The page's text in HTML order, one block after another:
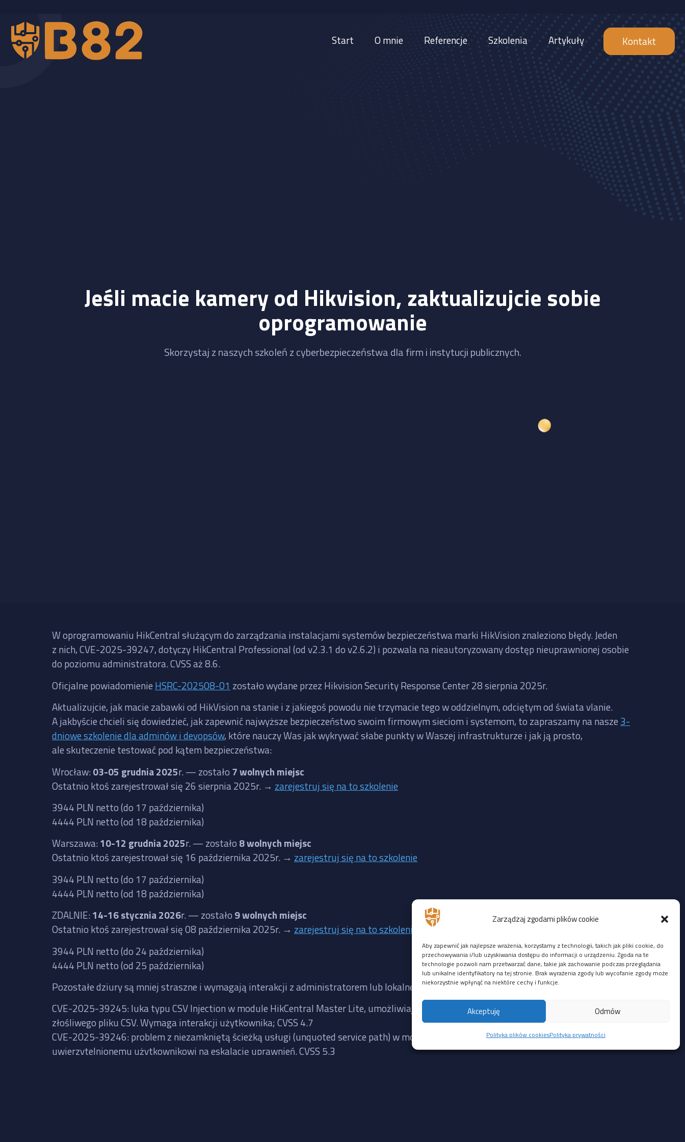
Zarządzaj zgodami plików cookie
Aby zapewnić jak najlepsze wrażenia, korzystamy z technologii, takich jak pliki cookie, do
przechowywania i/lub uzyskiwania dostępu do informacji o urządzeniu. Zgoda na te
technologie pozwoli nam przetwarzać dane, takie jak zachowanie podczas przeglądania
lub unikalne identyfikatory na tej stronie. Brak wyrażenia zgody lub wycofanie zgody może
niekorzystnie wpłynąć na niektóre cechy i funkcje.
Akceptuję Odmów
Polityka plików cookiesPolityka prywatności
Start O mnie Referencje Szkolenia Artykuły Kontakt
Jeśli macie kamery od Hikvision, zaktualizujcie sobie
oprogramowanie
Skorzystaj z naszych szkoleń z cyberbezpieczeństwa dla firm i instytucji publicznych.
W oprogramowaniu HikCentral służącym do zarządzania instalacjami systemów bezpieczeństwa marki HikVision znaleziono błędy. Jeden
z nich, CVE-2025-39247, dotyczy HikCentral Professional (od v2.3.1 do v2.6.2) i pozwala na nieautoryzowany dostęp nieuprawnionej osobie
do poziomu administratora. CVSS aż 8.6.
Oficjalne powiadomienie HSRC-202508-01 zostało wydane przez Hikvision Security Response Center 28 sierpnia 2025r.
Aktualizujcie, jak macie zabawki od HikVision na stanie i z jakiegoś powodu nie trzymacie tego w oddzielnym, odciętym od świata vlanie.
A jakbyście chcieli się dowiedzieć, jak zapewnić najwyższe bezpieczeństwo swoim firmowym sieciom i systemom, to zapraszamy na nasze 3-
dniowe szkolenie dla adminów i devopsów, które nauczy Was jak wykrywać słabe punkty w Waszej infrastrukturze i jak ją prosto,
ale skuteczenie testować pod kątem bezpieczeństwa:
Wrocław: 03-05 grudnia 2025r. — zostało 7 wolnych miejsc
Ostatnio ktoś zarejestrował się 26 sierpnia 2025r. → zarejestruj się na to szkolenie
3944 PLN netto (do 17 października)
4444 PLN netto (od 18 października)
Warszawa: 10-12 grudnia 2025r. — zostało 8 wolnych miejsc
Ostatnio ktoś zarejestrował się 16 października 2025r. → zarejestruj się na to szkolenie
3944 PLN netto (do 17 października)
4444 PLN netto (od 18 października)
ZDALNIE: 14-16 stycznia 2026r. — zostało 9 wolnych miejsc
Ostatnio ktoś zarejestrował się 08 października 2025r. → zarejestruj się na to szkolenie
3944 PLN netto (do 24 października)
4444 PLN netto (od 25 października)
Pozostałe dziury są mniej straszne i wymagają interakcji z administratorem lub lokalnego dostępu:
CVE-2025-39245: luka typu CSV Injection w module HikCentral Master Lite, umożliwiająca wykonanie poleceń na hoście po zaimportowaniu
złośliwego pliku CSV. Wymaga interakcji użytkownika; CVSS 4.7
CVE-2025-39246: problem z niezamkniętą ścieżką usługi (unquoted service path) w module HikCentral FocSign, pozwalający lokalnemu,
uwierzytelnionemu użytkownikowi na eskalację uprawnień. CVSS 5.3